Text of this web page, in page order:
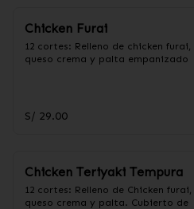
Chicken Furai
12 cortes: Relleno de chicken furai,
queso crema y palta empanizado
S/ 29.00
Chicken Teriyaki Tempura
12 cortes: Relleno de Chicken furai,
queso crema y palta. Cubierto de